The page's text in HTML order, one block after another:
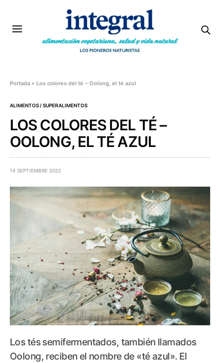
Portada » Los colores del té – Oolong, el té azul
ALIMENTOS / SUPERALIMENTOS
LOS COLORES DEL TÉ –
OOLONG, EL TÉ AZUL
14 SEPTIEMBRE 2022
Los tés semifermentados, también llamados
Oolong, reciben el nombre de «té azul». El